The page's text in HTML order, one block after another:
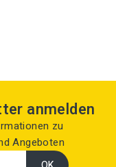
anmelden
zu
Angeboten